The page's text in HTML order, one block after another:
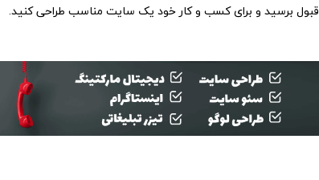
برسید و برای کسب و کار خود یک سایت مناسب طراحی کنید.